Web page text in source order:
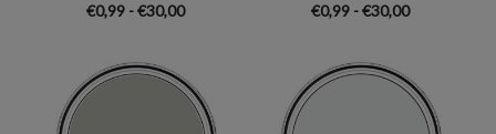
€0,99 - €30,00
€0,99 - €30,00